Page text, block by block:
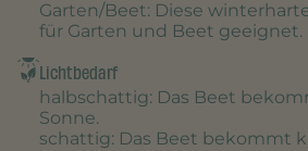
Garten/Beet: Diese
für Garten und Beet geeignet.
Lichtbedarf
halbschattig: Das Beet
Sonne.
schattig: Das Beet bekommt